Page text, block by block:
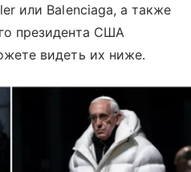
или Balenciaga, а также
президента США
видеть их ниже.